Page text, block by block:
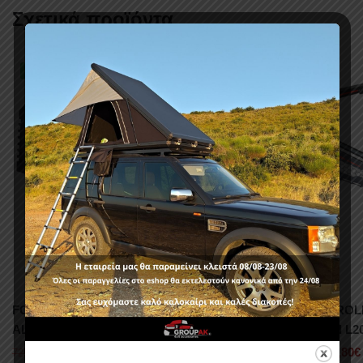
Σχετικά προϊόντα
FORMULA ROLL-BAR RB 450 RENAULT
ALASKAN
725,40
FORMULA
MITSUBISHI
644,80€